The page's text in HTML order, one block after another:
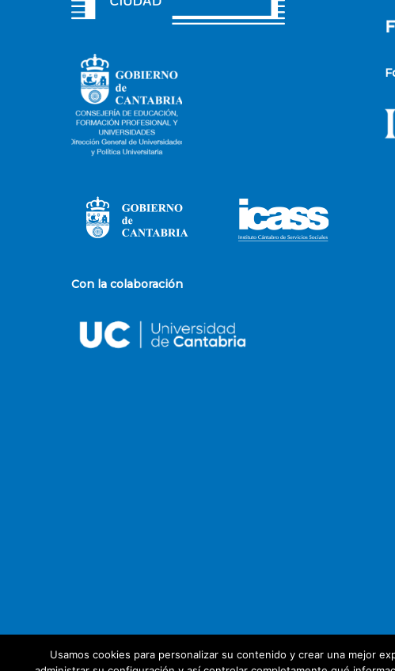
Con la colaboración
Usamos cookies para personalizar su contenido y crear una mejor